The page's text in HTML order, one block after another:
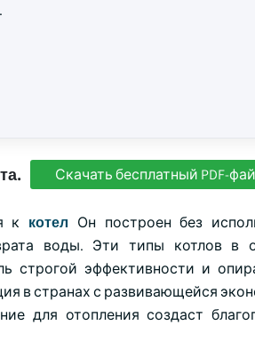
Скачать бесплатный PDF-
к котел Он построен без
воды. Эти типы котлов в
строгой эффективности и
в странах с развивающейся
для отопления создаст